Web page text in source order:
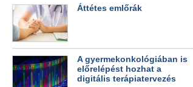
Áttétes emlőrák
A gyermekonkológiában is
előrelépést hozhat a
digitális terápiatervezés